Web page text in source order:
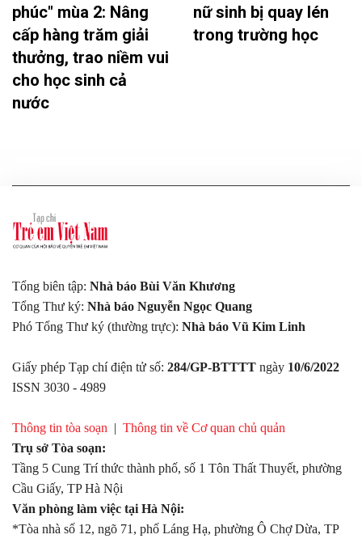
phúc" mùa 2: Nâng
cấp hàng trăm giải
thưởng, trao niềm vui
cho học sinh cả
nước
nữ sinh bị quay lén
trong trường học
Tổng biên tập: Nhà báo Bùi Văn Khương
Tổng Thư ký: Nhà báo Nguyễn Ngọc Quang
Phó Tổng Thư ký (thường trực): Nhà báo Vũ Kim Linh
Giấy phép Tạp chí điện tử số: 284/GP-BTTTT ngày 10/6/2022
ISSN 3030 - 4989
Thông tin tòa soạn | Thông tin về Cơ quan chủ quản
Trụ sở Tòa soạn:
Tầng 5 Cung Trí thức thành phố, số 1 Tôn Thất Thuyết, phường
Cầu Giấy, TP Hà Nội
Văn phòng làm việc tại Hà Nội:
*Tòa nhà số 12, ngõ 71, phố Láng Hạ, phường Ô Chợ Dừa, TP